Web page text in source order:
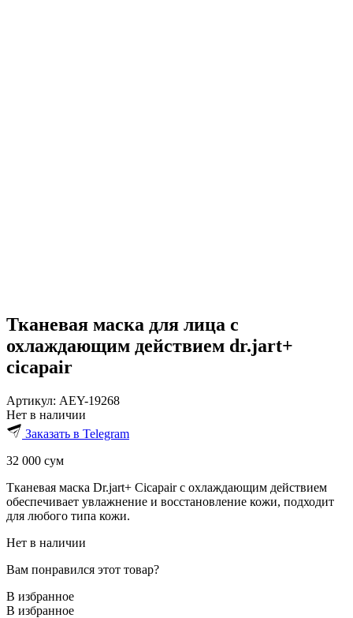
Тканевая маска для лица с
охлаждающим действием dr.jart+
cicapair
Артикул: AEY-19268
Нет в наличии
Заказать в Telegram
32 000 сум
Тканевая маска Dr.jart+ Cicapair с охлаждающим действием
обеспечивает увлажнение и восстановление кожи, подходит
для любого типа кожи.
Нет в наличии
Вам понравился этот товар?
В избранное
В избранное